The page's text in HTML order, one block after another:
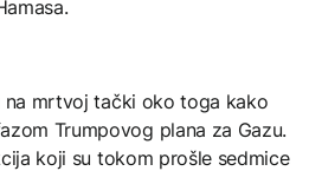
na mrtvoj tački oko toga kako
Trumpovog plana za Gazu.
koji su tokom prošle sedmice